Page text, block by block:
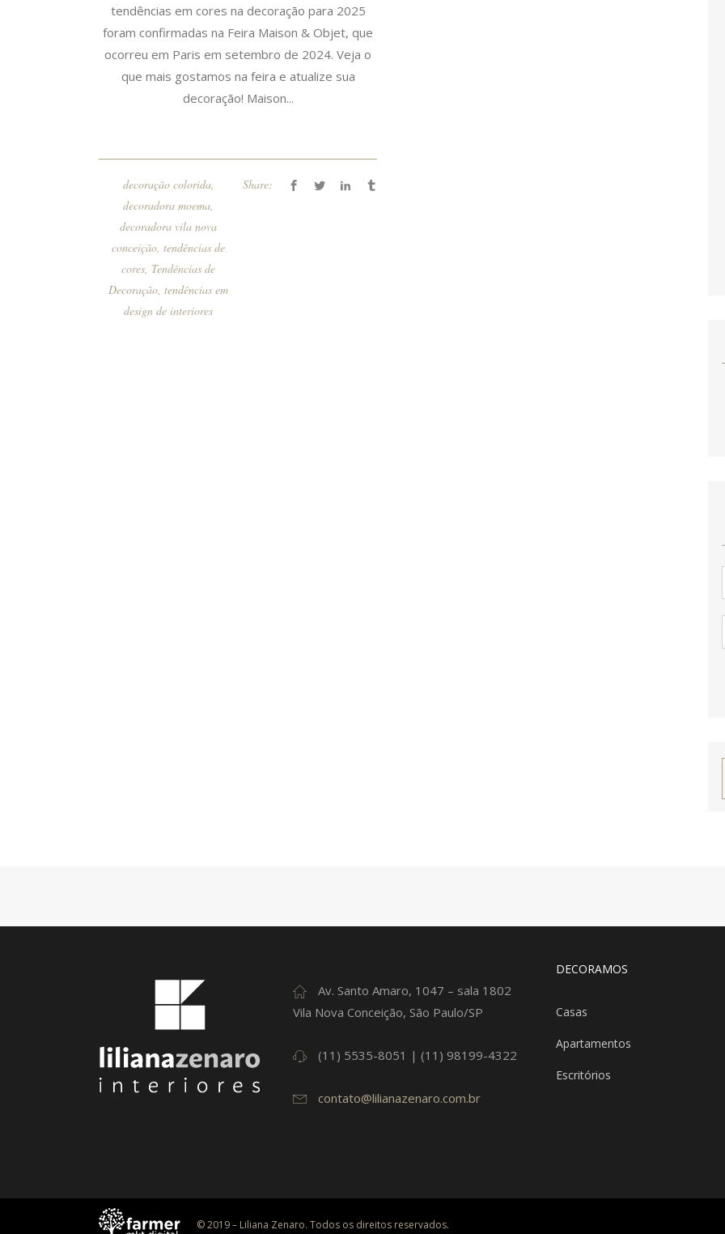
tendências em cores na decoração para 2025
foram confirmadas na Feira Maison & Objet, que
ocorreu em Paris em setembro de 2024. Veja o
que mais gostamos na feira e atualize sua
decoração! Maison...
decoração colorida,
decoradora moema,
decoradora vila nova
conceição,tendências de
cores, Tendências de
Decoração,tendências em
design de interiores
Share:
Av. Santo Amaro, 1047 – sala 1802
Vila Nova Conceição, São Paulo/SP
(11) 5535-8051 | (11) 98199-4322
contato@lilianazenaro.com.br
DECORAMOS
Casas
Apartamentos
Escritórios
© 2019 – Liliana Zenaro. Todos os direitos reservados.